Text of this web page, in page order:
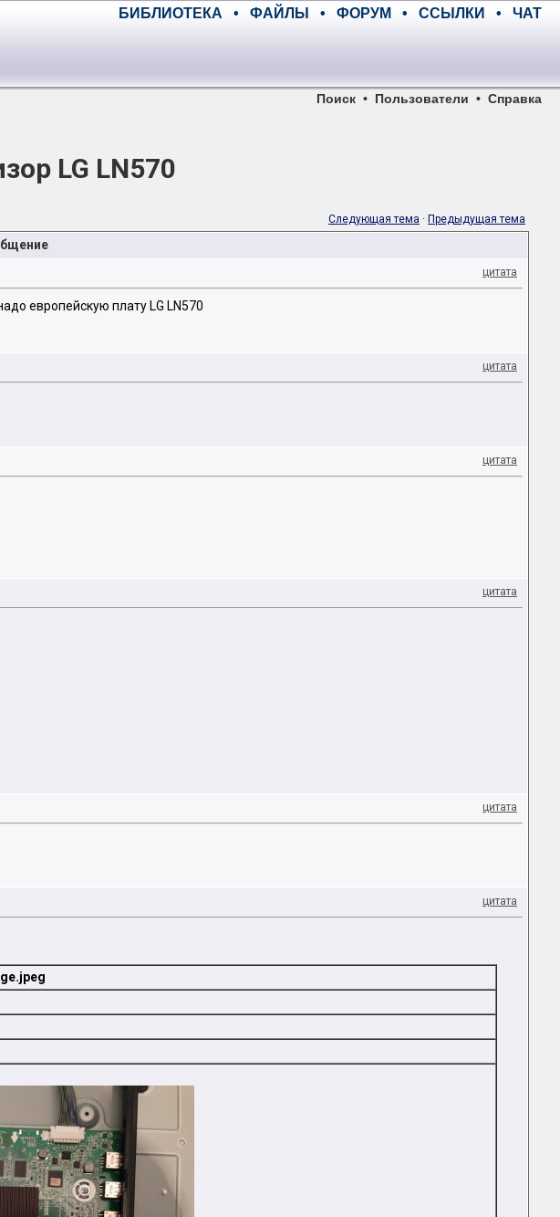
БИБЛИОТЕКА • ФАЙЛЫ • ФОРУМ • ССЫЛКИ • ЧАТ
Поиск • Пользователи • Справка
LG LN570
Следующая тема · Предыдущая тема
цитата
европейскую плату LG LN570
цитата
цитата
цитата
цитата
цитата